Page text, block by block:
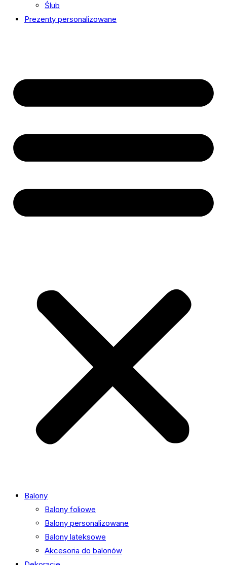
Ślub
Prezenty personalizowane
Balony
Balony foliowe
Balony personalizowane
Balony lateksowe
Akcesoria do balonów